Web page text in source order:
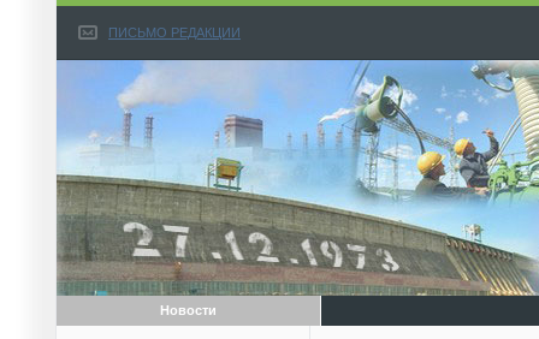
ПИСЬМО РЕДАКЦИИ
Новости